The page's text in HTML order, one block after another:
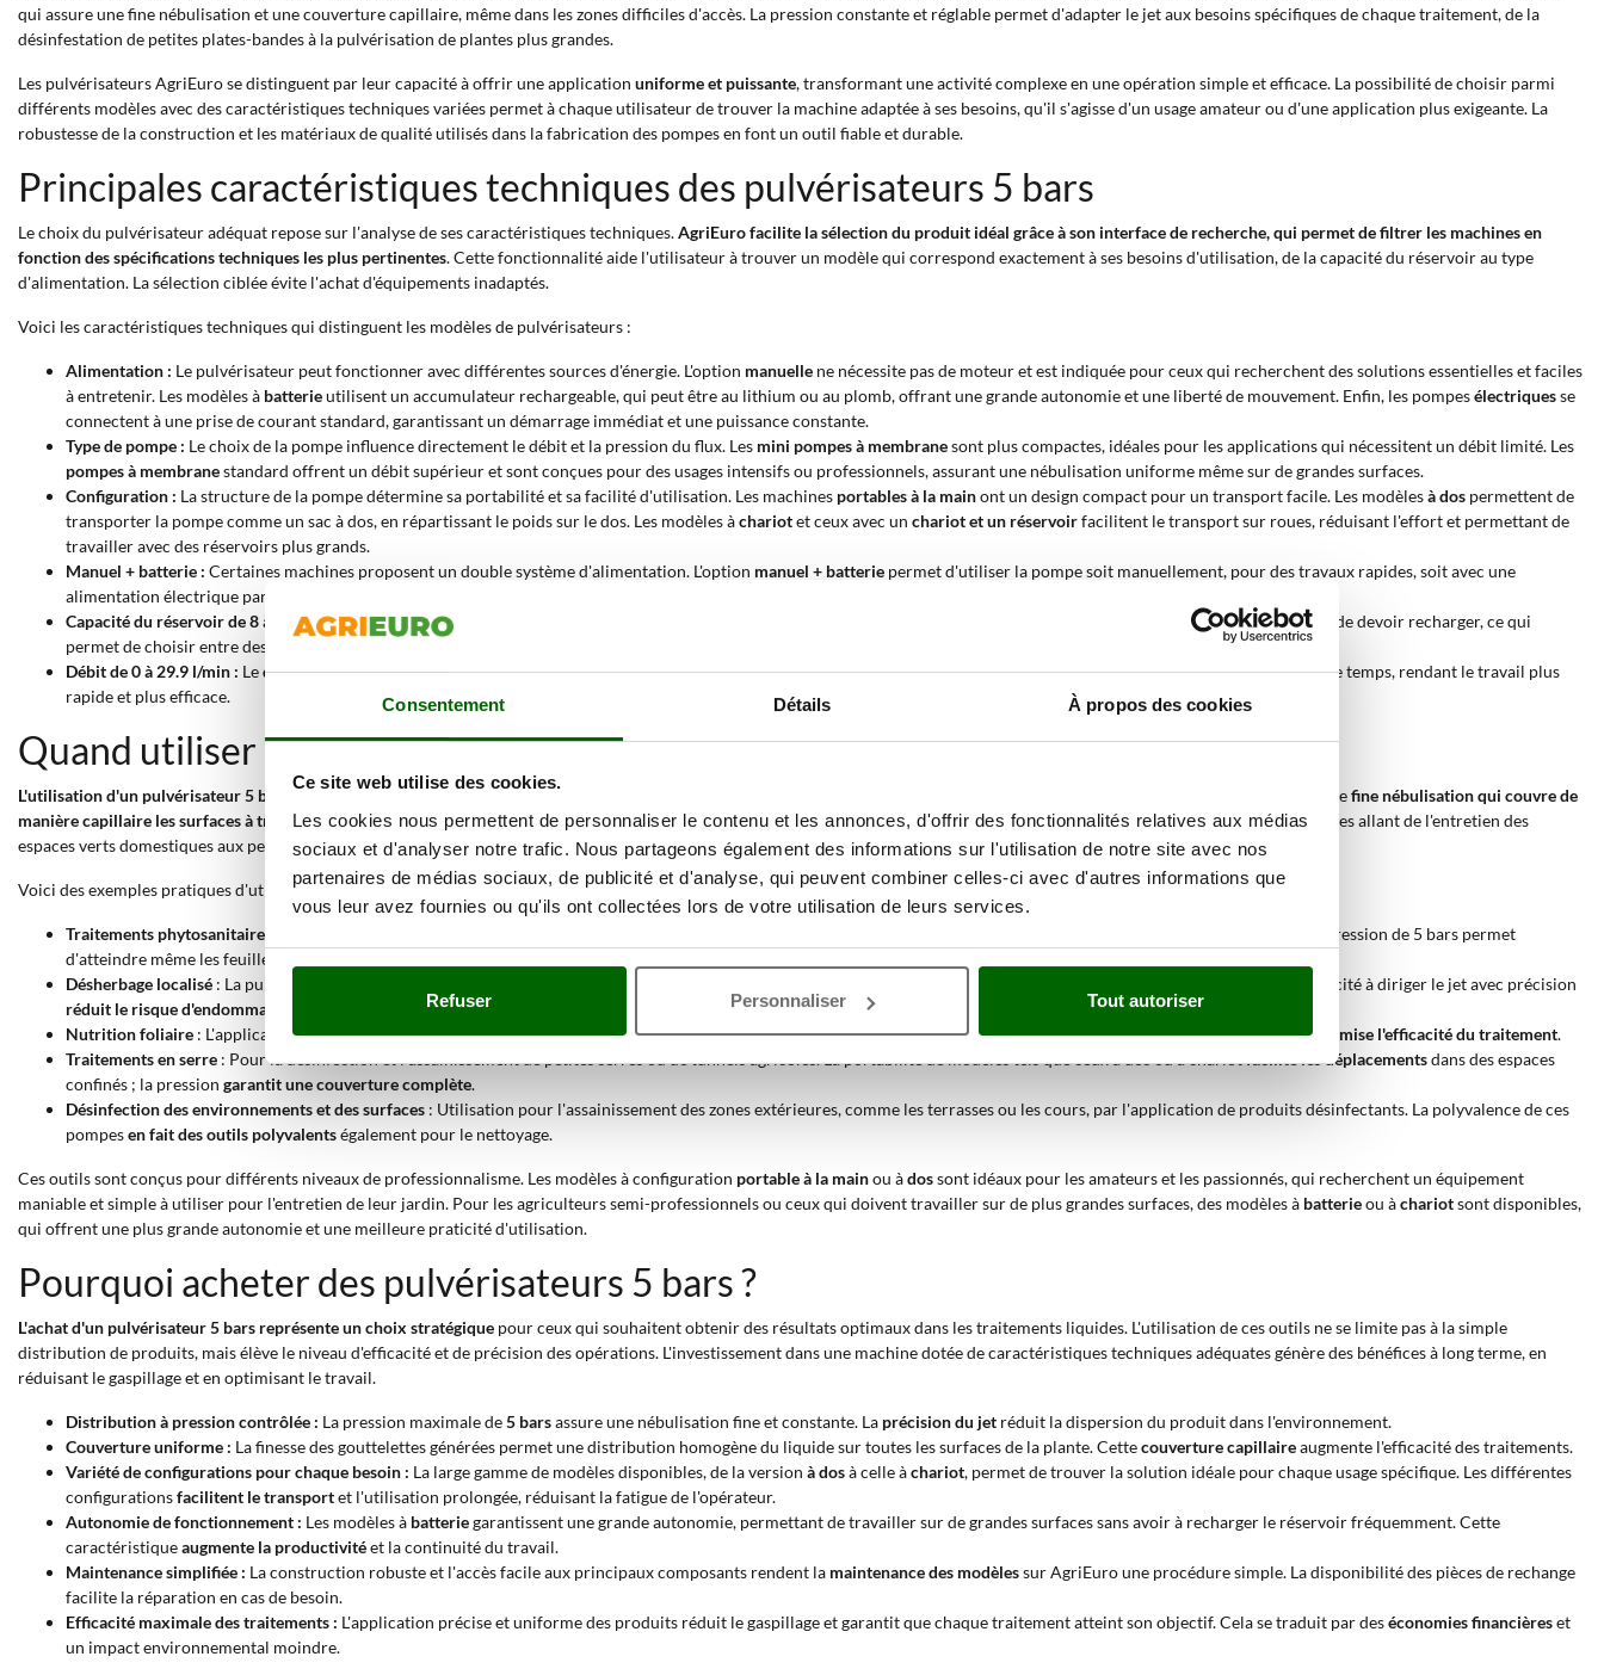
Consentement Détails À propos des cookies
Ce site web utilise des cookies.
Les cookies nous permettent de personnaliser le contenu et les annonces, d'offrir des fonctionnalités relatives aux médias
sociaux et d'analyser notre trafic. Nous partageons également des informations sur l'utilisation de notre site avec nos
partenaires de médias sociaux, de publicité et d'analyse, qui peuvent combiner celles-ci avec d'autres informations que
vous leur avez fournies ou qu'ils ont collectées lors de votre utilisation de leurs services.
Refuser Personnaliser Tout autoriser
qui assure une fine nébulisation et une couverture capillaire, même dans les zones difficiles d'accès. La pression constante et réglable permet d'adapter le jet aux besoins spécifiques de chaque traitement, de la
désinfestation de petites plates-bandes à la pulvérisation de plantes plus grandes.
Les pulvérisateurs AgriEuro se distinguent par leur capacité à offrir une application uniforme et puissante, transformant une activité complexe en une opération simple et efficace. La possibilité de choisir parmi
différents modèles avec des caractéristiques techniques variées permet à chaque utilisateur de trouver la machine adaptée à ses besoins, qu'il s'agisse d'un usage amateur ou d'une application plus exigeante. La
robustesse de la construction et les matériaux de qualité utilisés dans la fabrication des pompes en font un outil fiable et durable.
Principales caractéristiques techniques des pulvérisateurs 5 bars
Le choix du pulvérisateur adéquat repose sur l'analyse de ses caractéristiques techniques.AgriEuro facilite la sélection du produit idéal grâce à son interface de recherche, qui permet de filtrer les machines en
fonction des spécifications techniques les plus pertinentes. Cette fonctionnalité aide l'utilisateur à trouver un modèle qui correspond exactement à ses besoins d'utilisation, de la capacité du réservoir au type
d'alimentation. La sélection ciblée évite l'achat d'équipements inadaptés.
Voici les caractéristiques techniques qui distinguent les modèles de pulvérisateurs :
Alimentation : Le pulvérisateur peut fonctionner avec différentes sources d'énergie. L'option manuelle ne nécessite pas de moteur et est indiquée pour ceux qui recherchent des solutions essentielles et faciles
à entretenir. Les modèles à batterieutilisent un accumulateur rechargeable, qui peut être au lithium ou au plomb, offrant une grande autonomie et une liberté de mouvement. Enfin, les pompesélectriquesse
connectent à une prise de courant standard, garantissant un démarrage immédiat et une puissance constante.
Type de pompe : Le choix de la pompe influence directement le débit et la pression du flux. Les mini pompes à membranesont plus compactes, idéales pour les applications qui nécessitent un débit limité. Les
pompes à membranestandard offrent un débit supérieur et sont conçues pour des usages intensifs ou professionnels, assurant une nébulisation uniforme même sur de grandes surfaces.
Configuration : La structure de la pompe détermine sa portabilité et sa facilité d'utilisation. Les machines portables à la mainont un design compact pour un transport facile. Les modèlesà dos permettent de
transporter la pompe comme un sac à dos, en répartissant le poids sur le dos. Les modèles àchariotet ceux avec un chariot et un réservoirfacilitent le transport sur roues, réduisant l'effort et permettant de
travailler avec des réservoirs plus grands.
Manuel + batterie : Certaines machines proposent un double système d'alimentation. L'option manuel + batterie permet d'utiliser la pompe soit manuellement, pour des travaux rapides, soit avec une
alimentation électrique par batterie pour un plus grand confort et une puissance constante.
Capacité du réservoir de 8 à 120 litres :Cette donnée exprime le volume du réservoir. La
détermine la quantité de liquide que l'on peut pulvériser avant de devoir recharger, ce qui
permet de choisir entre des modèles compacts pour les petites applications et des machines plus grandes pour des travaux plus importants.
Débit de 0 à 29.9 l/min : Ledébitindique le volume de liquide délivré par minute. Des valeurs de débit plus élevées permettent de couvrir de plus grandes surfaces en moins de temps, rendant le travail plus
rapide et plus efficace.
Quand utiliser un pulvérisateur 5 bars ?
L'utilisation d'un pulvérisateur 5 bars est très importante lorsqu'une application précise et uniforme de liquides est requise . Sa pression de fonctionnement lui permet de générer unefine nébulisation qui couvre de
manière capillaire les surfaces à traiter, même celles qui sont les plus cachées ou difficiles à atteindre. Les caractéristiques techniques de ces outils les rendent adaptés à des contextes allant de l'entretien des
espaces verts domestiques aux petites cultures, offrant une solution efficace pour la protection et le soin des plantes.
Voici des exemples pratiques d'utilisation d'un pulvérisateur :
Traitements phytosanitaires sur les potagers et les jardins
: Pour l'application d'insecticides, de fongicides et d'acaricides sur les arbres fruitiers, les légumes et les fleurs. La pression de 5 bars permet
d'atteindre même les feuilles les plus hautes et d'obtenir une couverture homogène, ce qui est
Désherbage localisé : La pulvérisation de désherbants spécifiques pour l'élimination des mauvaises herbes dans les allées, les trottoirs ou entre les rangées de plantes. La capacité à diriger le jet avec précision
réduit le risque d'endommager les cultures environnantes
Nutrition foliaire : L'application d'engrais liquides ou de biostimulants directement sur les feuilles des plantes. La fine nébulisationfacilite l'absorption des nutrimentsetmaximise l'efficacité du traitement.
Traitements en serre : Pour la désinfection et l'assainissement de petites serres ou de tunnels agricoles. La portabilité de modèles tels que ceux à dos ou à chariotfacilite les déplacementsdans des espaces
confinés ; la pression garantit une couverture complète.
Désinfection des environnements et des surfaces : Utilisation pour l'assainissement des zones extérieures, comme les terrasses ou les cours, par l'application de produits désinfectants. La polyvalence de ces
pompesen fait des outils polyvalentségalement pour le nettoyage.
Ces outils sont conçus pour différents niveaux de professionnalisme. Les modèles à configuration portable à la mainou àdossont idéaux pour les amateurs et les passionnés, qui recherchent un équipement
maniable et simple à utiliser pour l'entretien de leur jardin. Pour les agriculteurs semi-professionnels ou ceux qui doivent travailler sur de plus grandes surfaces, des modèles à batterieou àchariotsont disponibles,
qui offrent une plus grande autonomie et une meilleure praticité d'utilisation.
Pourquoi acheter des pulvérisateurs 5 bars ?
L'achat d'un pulvérisateur 5 bars représente un choix stratégique pour ceux qui souhaitent obtenir des résultats optimaux dans les traitements liquides. L'utilisation de ces outils ne se limite pas à la simple
distribution de produits, mais élève le niveau d'efficacité et de précision des opérations. L'investissement dans une machine dotée de caractéristiques techniques adéquates génère des bénéfices à long terme, en
réduisant le gaspillage et en optimisant le travail.
Distribution à pression contrôlée : La pression maximale de5 barsassure une nébulisation fine et constante. La précision du jet réduit la dispersion du produit dans l'environnement.
Couverture uniforme : La finesse des gouttelettes générées permet une distribution homogène du liquide sur toutes les surfaces de la plante. Cettecouverture capillaireaugmente l'efficacité des traitements.
Variété de configurations pour chaque besoin : La large gamme de modèles disponibles, de la version à dosà celle àchariot, permet de trouver la solution idéale pour chaque usage spécifique. Les différentes
configurationsfacilitent le transportet l'utilisation prolongée, réduisant la fatigue de l'opérateur.
Autonomie de fonctionnement : Les modèles à batteriegarantissent une grande autonomie, permettant de travailler sur de grandes surfaces sans avoir à recharger le réservoir fréquemment. Cette
caractéristiqueaugmente la productivitéet la continuité du travail.
Maintenance simplifiée : La construction robuste et l'accès facile aux principaux composants rendent la maintenance des modèlessur AgriEuro une procédure simple. La disponibilité des pièces de rechange
facilite la réparation en cas de besoin.
Efficacité maximale des traitements : L'application précise et uniforme des produits réduit le gaspillage et garantit que chaque traitement atteint son objectif. Cela se traduit par deséconomies financièreset
un impact environnemental moindre.